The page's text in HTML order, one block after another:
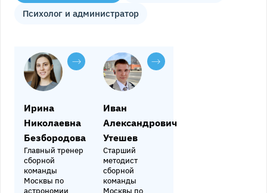
Психолог и администратор
Ирина
Николаевна
Безбородова
Главный тренер
сборной
команды
Москвы по
Иван
Александрович
Утешев
Старший
методист
сборной
команды